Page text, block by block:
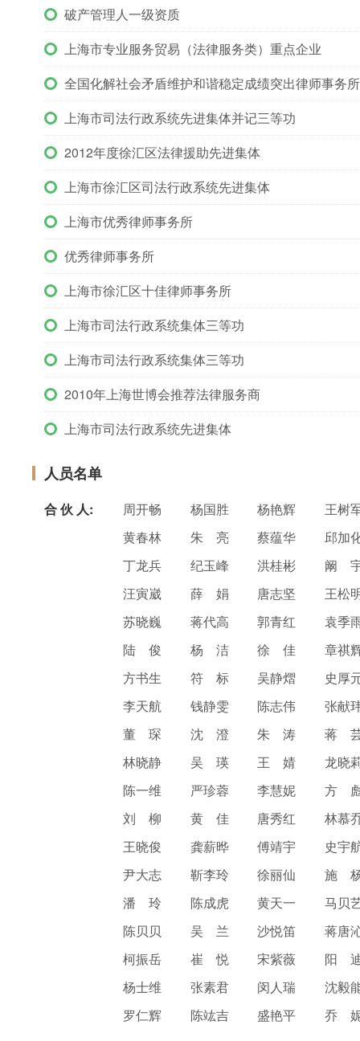
破产管理人一级资质
上海市专业服务贸易（法律服务类）重点企业
全国化解社会矛盾维护和谐稳定成绩突出律师事务所
上海市司法行政系统先进集体并记三等功
2012年度徐汇区法律援助先进集体
上海市徐汇区司法行政系统先进集体
上海市优秀律师事务所
优秀律师事务所
上海市徐汇区十佳律师事务所
上海市司法行政系统集体三等功
上海市司法行政系统集体三等功
2010年上海世博会推荐法律服务商
上海市司法行政系统先进集体
人员名单
合 伙 人: 周开畅 杨国胜 杨艳辉
王树
黄春林
朱 亮 蔡蕴华
邱加
丁龙兵
纪玉峰 洪桂彬
阚
汪寅崴
薛 娟 唐志坚
王松
苏晓巍
蒋代高 郭青红
袁季
陆 俊
杨 洁 徐 佳
章祺
方书生
符 标 吴静熠
史厚
李天航
钱静雯 陈志伟
张献
董 琛
沈 澄 朱 涛
蒋
林晓静
吴 瑛 王 婧
龙晓
陈一维
严珍蓉 李慧妮
方
刘 柳
黄 佳 唐秀红
林慕
王晓俊
龚薪晔 傅靖宇
史宇
尹大志
靳李玲 徐丽仙
施
潘 玲
陈成虎 黄天一
马贝
陈贝贝
吴 兰 沙悦笛
蒋唐
柯振岳
崔 悦 宋紫薇
阳
杨士维
张素君 闵人瑞
沈毅
罗仁辉
陈竑吉 盛艳平
乔